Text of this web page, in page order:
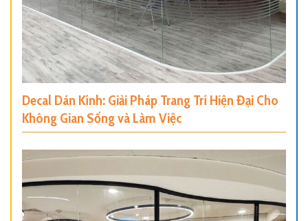
Decal Dán Kính: Giải Pháp Trang Trí Hiện Đại Cho
Không Gian Sống và Làm Việc